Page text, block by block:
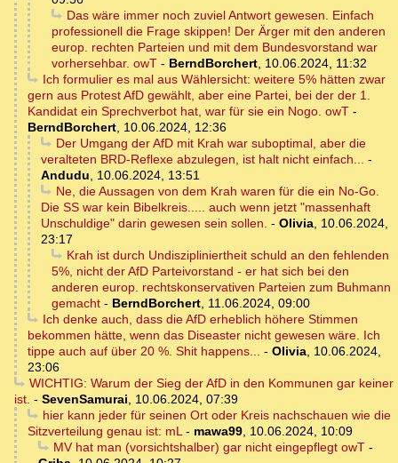
Das wäre immer noch zuviel Antwort gewesen. Einfach
professionell die Frage skippen! Der Ärger mit den anderen
europ. rechten Parteien und mit dem Bundesvorstand war
vorhersehbar. owT - BerndBorchert, 10.06.2024, 11:32
Ich formulier es mal aus Wählersicht: weitere 5% hätten zwar
gern aus Protest AfD gewählt, aber eine Partei, bei der der 1.
Kandidat ein Sprechverbot hat, war für sie ein Nogo. owT -
BerndBorchert, 10.06.2024, 12:36
Der Umgang der AfD mit Krah war suboptimal, aber die
veralteten BRD-Reflexe abzulegen, ist halt nicht einfach... -
Andudu, 10.06.2024, 13:51
Ne, die Aussagen von dem Krah waren für die ein No-Go.
Die SS war kein Bibelkreis..... auch wenn jetzt "massenhaft
Unschuldige" darin gewesen sein sollen. - Olivia, 10.06.2024,
23:17
Krah ist durch Undiszipliniertheit schuld an den fehlenden
5%, nicht der AfD Parteivorstand - er hat sich bei den
anderen europ. rechtskonservativen Parteien zum Buhmann
gemacht - BerndBorchert, 11.06.2024, 09:00
Ich denke auch, dass die AfD erheblich höhere Stimmen
bekommen hätte, wenn das Diseaster nicht gewesen wäre. Ich
tippe auch auf über 20 %. Shit happens... - Olivia, 10.06.2024,
23:06
WICHTIG: Warum der Sieg der AfD in den Kommunen gar keiner
ist. - SevenSamurai, 10.06.2024, 07:39
hier kann jeder für seinen Ort oder Kreis nachschauen wie die
Sitzverteilung genau ist: mL- mawa99, 10.06.2024, 10:09
MV hat man (vorsichtshalber) gar nicht eingepflegt owT-